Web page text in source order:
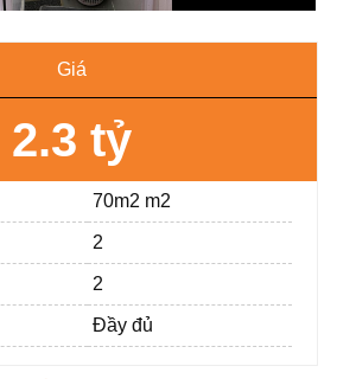
Giá
2.3 tỷ
70m2 m2
2
2
Đầy đủ